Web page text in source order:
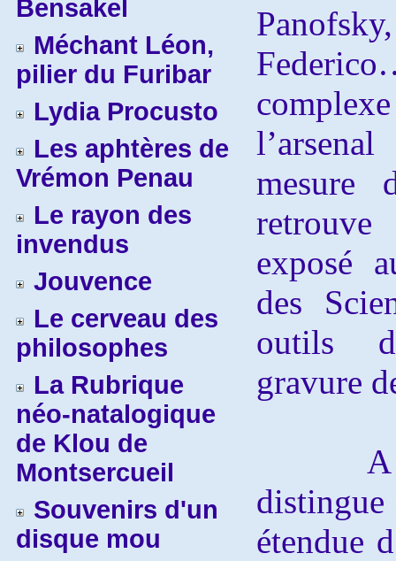
Bensakel
Méchant Léon,
pilier du Furibar
Lydia Procusto
Les aphtères de
Vrémon Penau
Le rayon des
invendus
Jouvence
Le cerveau des
philosophes
La Rubrique
néo-natalogique
de Klou de
Montsercueil
Souvenirs d'un
disque mou
mesure
exposé
des
outils
gravure
A
étendue